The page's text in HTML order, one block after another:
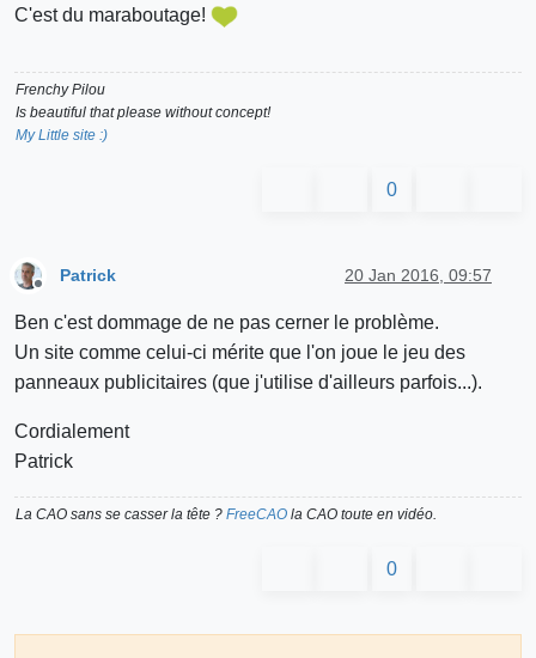
C'est du maraboutage!
Frenchy Pilou
Is beautiful that please without concept!
My Little site :)
0
Patrick 20 Jan 2016, 09:57
Ben c'est dommage de ne pas cerner le problème.
Un site comme celui-ci mérite que l'on joue le jeu des
panneaux publicitaires (que j'utilise d'ailleurs parfois...).
Cordialement
Patrick
La CAO sans se casser la tête ? FreeCAO la CAO toute en vidéo.
0